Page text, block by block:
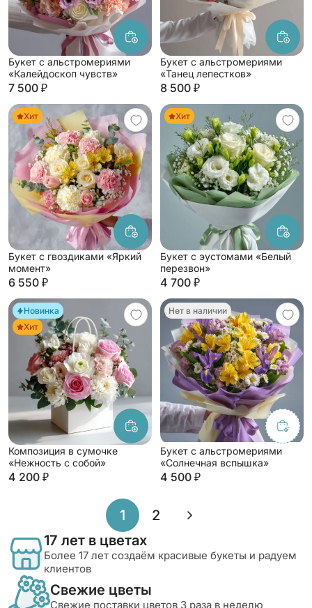
Букет с альстромериями
«Калейдоскоп чувств»
7 500 ₽
Букет с альстромериями
«Танец лепестков»
8 500 ₽
Хит
Букет с гвоздиками «Яркий
момент»
6 550 ₽
Хит
Букет с эустомами «Белый
перезвон»
4 700 ₽
Новинка
Хит
Композиция в сумочке
«Нежность с собой»
4 200 ₽
Нет в наличии
Букет с альстромериями
«Солнечная вспышка»
4 500 ₽
1 2
17 лет в цветах
Более 17 лет создаём красивые букеты и радуем
клиентов
Свежие цветы
Свежие поставки цветов 3 раза в неделю